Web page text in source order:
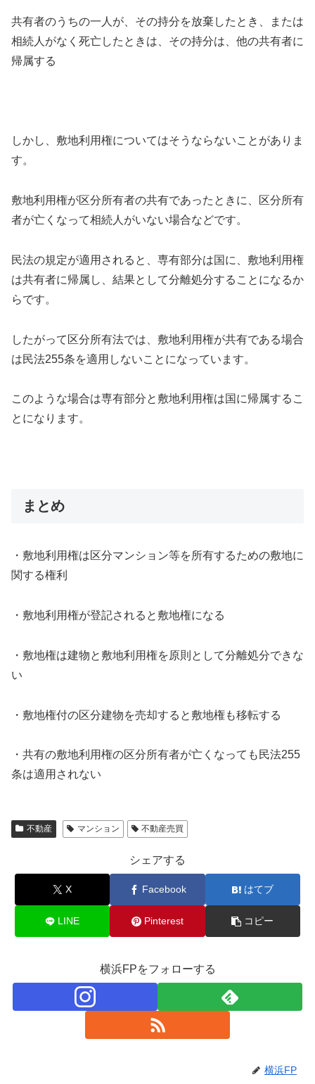
共有者のうちの一人が、その持分を放棄したとき、または
相続人がなく死亡したときは、その持分は、他の共有者に
帰属する
しかし、敷地利用権についてはそうならないことがありま
す。
敷地利用権が区分所有者の共有であったときに、区分所有
者が亡くなって相続人がいない場合などです。
民法の規定が適用されると、専有部分は国に、敷地利用権
は共有者に帰属し、結果として分離処分することになるか
らです。
したがって区分所有法では、敷地利用権が共有である場合
は民法255条を適用しないことになっています。
このような場合は専有部分と敷地利用権は国に帰属するこ
とになります。
まとめ
・敷地利用権は区分マンション等を所有するための敷地に
関する権利
・敷地利用権が登記されると敷地権になる
・敷地権は建物と敷地利用権を原則として分離処分できな
い
・敷地権付の区分建物を売却すると敷地権も移転する
・共有の敷地利用権の区分所有者が亡くなっても民法255
条は適用されない
不動産 マンション 不動産売買
シェアする
X Facebook はてブ
LINE Pinterest コピー
横浜FPをフォローする
横浜FP